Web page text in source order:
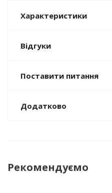
Характеристики
Відгуки
Поставити питання
Додатково
Рекомендуємо